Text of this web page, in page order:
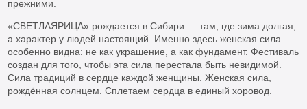
прежними.
«СВЕТЛАЯРИЦА» рождается в Сибири — там, где зима долгая,
а характер у людей настоящий. Именно здесь женская сила
особенно видна: не как украшение, а как фундамент. Фестиваль
создан для того, чтобы эта сила перестала быть невидимой.
Сила традиций в сердце каждой женщины. Женская сила,
рождённая солнцем. Сплетаем сердца в единый хоровод.